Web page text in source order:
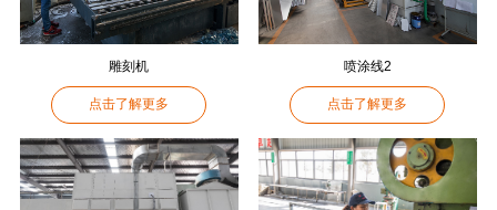
雕刻机
点击了解更多
喷涂线2
点击了解更多